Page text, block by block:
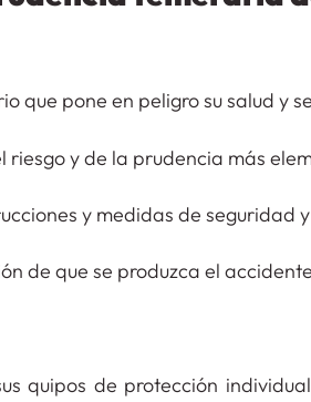
que pone en peligro su salud y
riesgo y de la prudencia más
y medidas de seguridad
de que se produzca el
quipos de protección